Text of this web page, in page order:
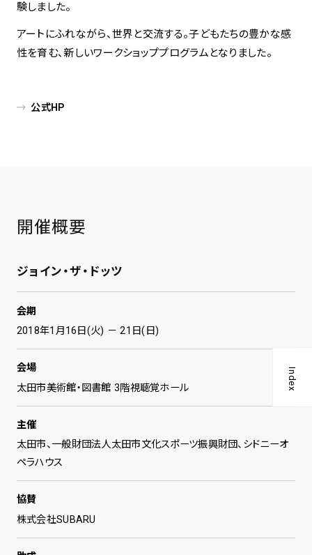
Index
験しました。
アートにふれながら、世界と交流する。子どもたちの豊かな感
性を育む、新しいワークショッププログラムとなりました。
公式HP
開催概要
ジョイン・ザ・ドッツ
会期
2018年1月16日(火) － 21日(日)
会場
太田市美術館・図書館 3階視聴覚ホール
主催
太田市、一般財団法人太田市文化スポーツ振興財団、シドニーオ
ペラハウス
協賛
株式会社SUBARU